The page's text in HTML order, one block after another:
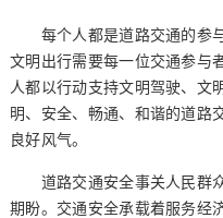
每个人都是道路交通的参与
文明出行需要每一位交通参与
人都以行动支持文明驾驶、文
明、安全、畅通、和谐的道路
良好风气。
道路交通安全事关人民群众
期盼。交通安全承载着服务经